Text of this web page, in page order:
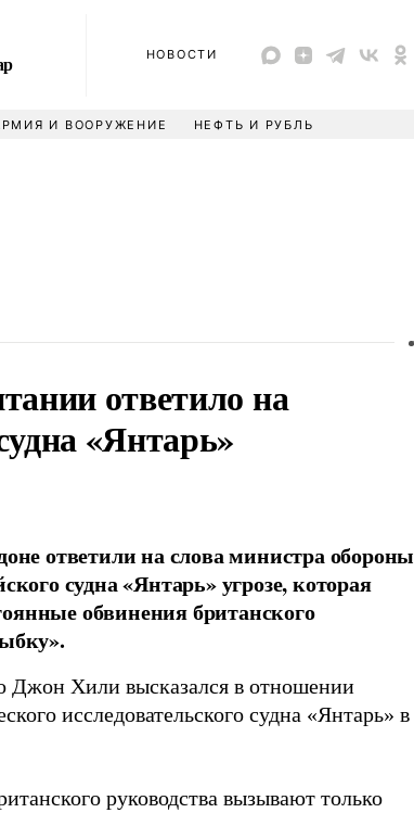
НОВОСТИ
И ВООРУЖЕНИЕ НЕФТЬ И РУБЛЬ
ответило на
«Янтарь»
ответили на слова министра обороны
судна «Янтарь» угрозе, которая
обвинения британского
Джон Хили высказался в отношении
исследовательского судна «Янтарь» в
руководства вызывают только